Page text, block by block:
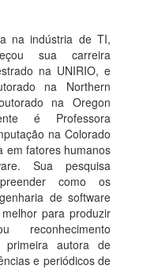
na indústria de TI,
sua carreira
na UNIRIO, e
na Northern
na Oregon
é Professora
na Colorado
em fatores humanos
Sua pesquisa
como os
de software
para produzir
reconhecimento
primeira autora de
e periódicos de